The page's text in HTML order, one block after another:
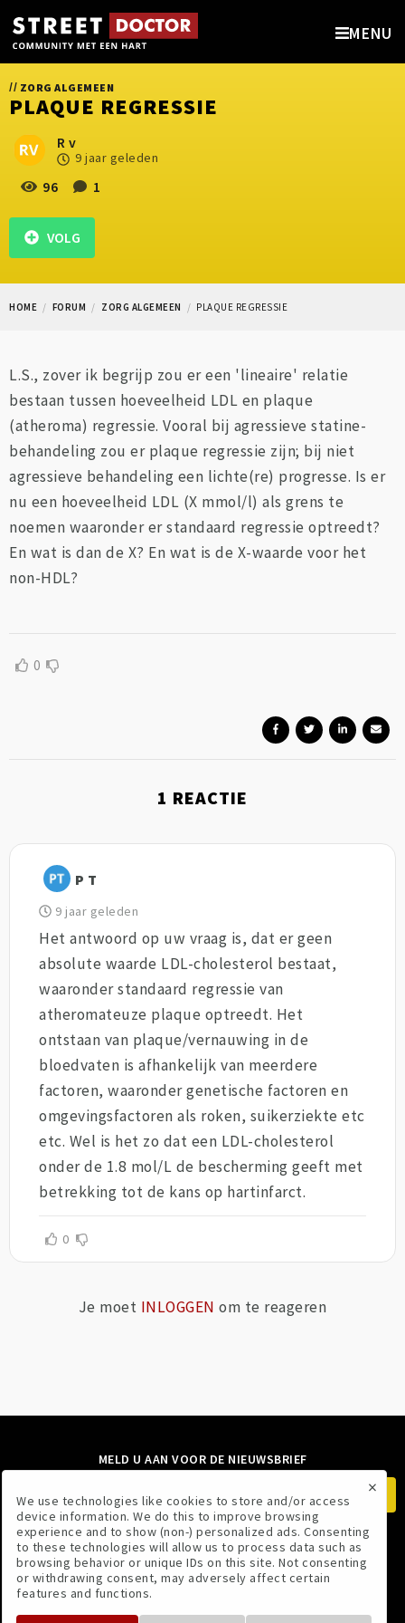
MENU
// ZORG ALGEMEEN
PLAQUE REGRESSIE
R v
9 jaar geleden
96 1
VOLG
HOME FORUM ZORG ALGEMEEN PLAQUE REGRESSIE
L.S., zover ik begrijp zou er een 'lineaire' relatie
bestaan tussen hoeveelheid LDL en plaque
(atheroma) regressie. Vooral bij agressieve statine-
behandeling zou er plaque regressie zijn; bij niet
agressieve behandeling een lichte(re) progresse. Is er
nu een hoeveelheid LDL (X mmol/l) als grens te
noemen waaronder er standaard regressie optreedt?
En wat is dan de X? En wat is de X-waarde voor het
non-HDL?
0
1 REACTIE
P T
9 jaar geleden
Het antwoord op uw vraag is, dat er geen
absolute waarde LDL-cholesterol bestaat,
waaronder standaard regressie van
atheromateuze plaque optreedt. Het
ontstaan van plaque/vernauwing in de
bloedvaten is afhankelijk van meerdere
factoren, waaronder genetische factoren en
omgevingsfactoren als roken, suikerziekte etc
etc. Wel is het zo dat een LDL-cholesterol
onder de 1.8 mol/L de bescherming geeft met
betrekking tot de kans op hartinfarct.
0
Je moet INLOGGEN om te reageren
MELD U AAN VOOR DE NIEUWSBRIEF
VOLG ONS
×
We use technologies like cookies to store and/or access
device information. We do this to improve browsing
experience and to show (non-) personalized ads. Consenting
to these technologies will allow us to process data such as
browsing behavior or unique IDs on this site. Not consenting
or withdrawing consent, may adversely affect certain
features and functions.